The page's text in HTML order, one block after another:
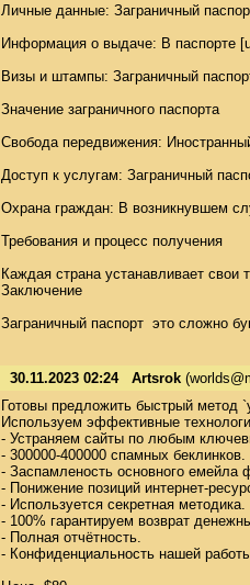
Личные данные: Заграничный
Информация о выдаче: В паспорте
Визы и штампы: Заграничный
Значение заграничного паспорта
Свобода передвижения:
Доступ к услугам: Заграничный
Охрана граждан: В возникнувшем
Требования и процесс получения
Каждая страна устанавливает
Заключение
Заграничный паспорт  это сложно
30.11.2023 02:24 Artsrok
Готовы предложить быстрый метод
Используем эффективные
- Устраняем сайты по любым
- 300000-400000 спамных беклинков.
- Заспамленость основного
- Понижение позиций интернет-
- Используется секретная
- 100% гарантируем возврат
- Полная отчётность.
- Конфиденциальность нашей